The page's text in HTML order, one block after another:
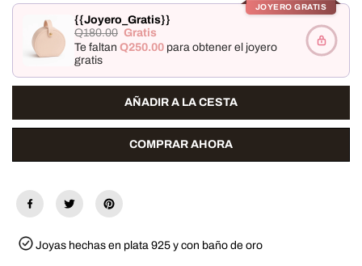
i
l
a
c
n
a
a
a
u
r
c
a
n
t
i
d
a
H
l
d
JOYERO GRATIS
{{Joyero_Gratis}}
Q180.00 Gratis
Te faltan Q250.00 para obtener el joyero
gratis
AÑADIR A LA CESTA
COMPRAR AHORA
Joyas hechas en plata 925 y con baño de oro